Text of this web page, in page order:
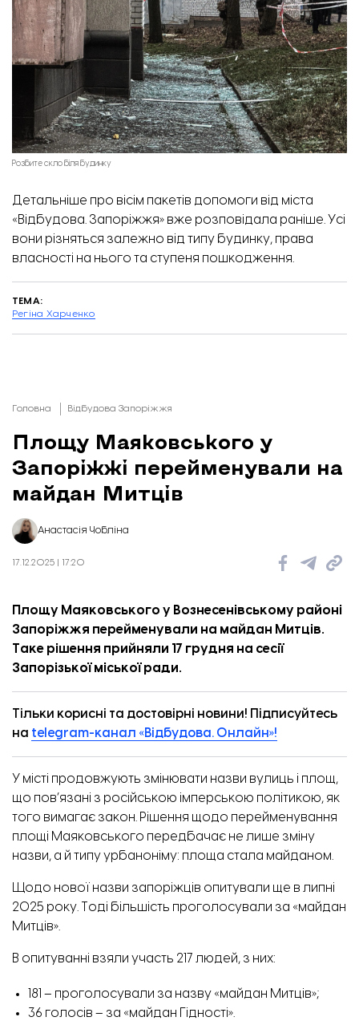
Вибиті після обстрілів вікна в одній із багатоповерхівок
Розбите скло біля будинку
Детальніше про вісім пакетів допомоги від міста
«Відбудова. Запоріжжя» вже розповідала раніше. Усі
вони різняться залежно від типу будинку, права
власності на нього та ступеня пошкодження.
ТЕМА:
Регіна Харченко
Головна Відбудова Запоріжжя
Площу Маяковського у
Запоріжжі перейменували на
майдан Митців
Анастасія Чобліна
17.12.2025 | 17:20
Площу Маяковського у Вознесенівському районі
Запоріжжя перейменували на майдан Митців.
Таке рішення прийняли 17 грудня на сесії
Запорізької міської ради.
Тільки корисні та достовірні новини! Підписуйтесь
на telegram-канал «Відбудова. Онлайн»!
У місті продовжують змінювати назви вулиць і площ,
що пов’язані з російською імперською політикою, як
того вимагає закон. Рішення щодо перейменування
площі Маяковського передбачає не лише зміну
назви, а й типу урбаноніму: площа стала майданом.
Щодо нової назви запоріжців опитували ще в липні
2025 року. Тоді більшість проголосували за «майдан
Митців».
В опитуванні взяли участь 217 людей, з них:
181 – проголосували за назву «майдан Митців»;
36 голосів – за «майдан Гідності».